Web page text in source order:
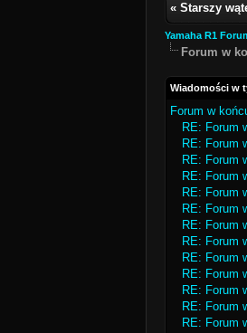
« Starszy
Yamaha R1
Forum w
Wiadomości w
Forum w
RE: Forum
RE: Forum
RE: Forum
RE: Forum
RE: Forum
RE: Forum
RE: Forum
RE: Forum
RE: Forum
RE: Forum
RE: Forum
RE: Forum
RE: Forum